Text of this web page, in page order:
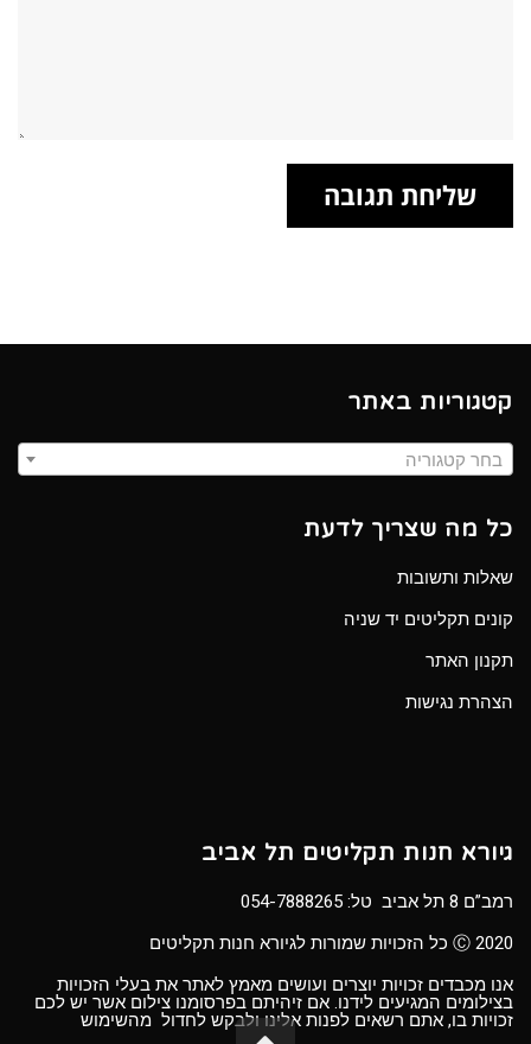
קטגוריות באתר
בחר קטגוריה
כל מה שצריך לדעת
שאלות ותשובות
קונים תקליטים יד שניה
תקנון האתר
הצהרת נגישות
גיורא חנות תקליטים תל אביב
רמב”ם 8 תל אביב טל:
054-7888265
Ⓒ 2020 כל הזכויות שמורות לגיורא חנות תקליטים
אנו מכבדים זכויות יוצרים ועושים מאמץ לאתר את בעלי הזכויות
בצילומים המגיעים לידנו. אם זיהיתם בפרסומנו צילום אשר יש לכם
זכויות בו, אתם רשאים לפנות אלינו ולבקש לחדול מהשימוש